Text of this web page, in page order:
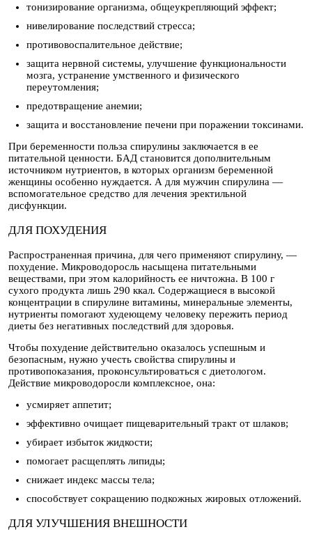
тонизирование организма, общеукрепляющий эффект;
нивелирование последствий стресса;
противовоспалительное действие;
защита нервной системы, улучшение функциональности
мозга, устранение умственного и физического
переутомления;
предотвращение анемии;
защита и восстановление печени при поражении токсинами.
При беременности польза спирулины заключается в ее
питательной ценности. БАД становится дополнительным
источником нутриентов, в которых организм беременной
женщины особенно нуждается. А для мужчин спирулина —
вспомогательное средство для лечения эректильной
дисфункции.
ДЛЯ ПОХУДЕНИЯ
Распространенная причина, для чего применяют спирулину, —
похудение. Микроводоросль насыщена питательными
веществами, при этом калорийность ее ничтожна. В 100 г
сухого продукта лишь 290 ккал. Содержащиеся в высокой
концентрации в спирулине витамины, минеральные элементы,
нутриенты помогают худеющему человеку пережить период
диеты без негативных последствий для здоровья.
Чтобы похудение действительно оказалось успешным и
безопасным, нужно учесть свойства спирулины и
противопоказания, проконсультироваться с диетологом.
Действие микроводоросли комплексное, она:
усмиряет аппетит;
эффективно очищает пищеварительный тракт от шлаков;
убирает избыток жидкости;
помогает расщеплять липиды;
снижает индекс массы тела;
способствует сокращению подкожных жировых отложений.
ДЛЯ УЛУЧШЕНИЯ ВНЕШНОСТИ